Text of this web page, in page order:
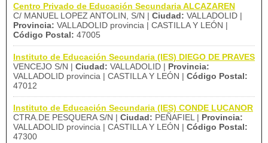
Centro Privado de Educación Secundaria ALCAZAREN
C/ MANUEL LOPEZ ANTOLIN, S/N | Ciudad: VALLADOLID |
Provincia: VALLADOLID provincia | CASTILLA Y LEÓN |
Código Postal: 47005
Instituto de Educación Secundaria (IES) DIEGO DE PRAVES
VENCEJO S/N | Ciudad: VALLADOLID | Provincia:
VALLADOLID provincia | CASTILLA Y LEÓN | Código Postal:
47012
Instituto de Educación Secundaria (IES) CONDE LUCANOR
CTRA.DE PESQUERA S/N | Ciudad: PEÑAFIEL | Provincia:
VALLADOLID provincia | CASTILLA Y LEÓN | Código Postal:
47300